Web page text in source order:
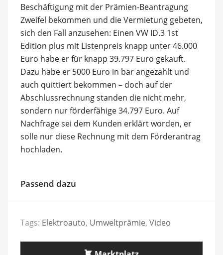
Beschäftigung mit der Prämien-Beantragung
Zweifel bekommen und die Vermietung gebeten,
sich den Fall anzusehen: Einen VW ID.3 1st
Edition plus mit Listenpreis knapp unter 46.000
Euro habe er für knapp 39.797 Euro gekauft.
Dazu habe er 5000 Euro in bar angezahlt und
auch quittiert bekommen – doch auf der
Abschlussrechnung standen die nicht mehr,
sondern nur förderfähige 34.797 Euro. Auf
Nachfrage sei dem Kunden erklärt worden, er
solle nur diese Rechnung mit dem Förderantrag
hochladen.
Passend dazu
Tags: Elektroauto, Umweltprämie, Video